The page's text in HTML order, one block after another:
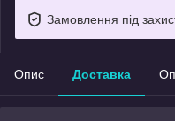
Замовлення під
Опис Доставка